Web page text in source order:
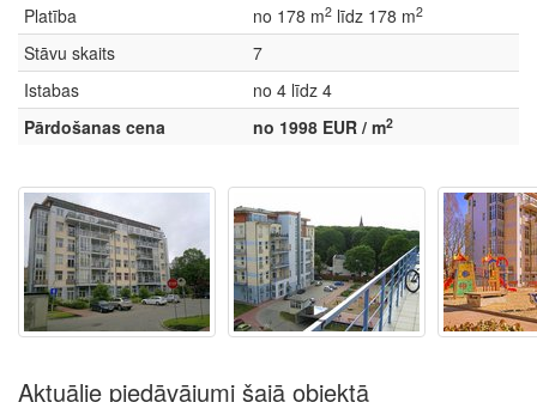
Platība
no 178 m2 līdz 178 m2
Stāvu skaits
7
Istabas
no 4 līdz 4
Pārdošanas cena
no 1998 EUR / m2
Aktuālie piedāvājumi šajā objektā